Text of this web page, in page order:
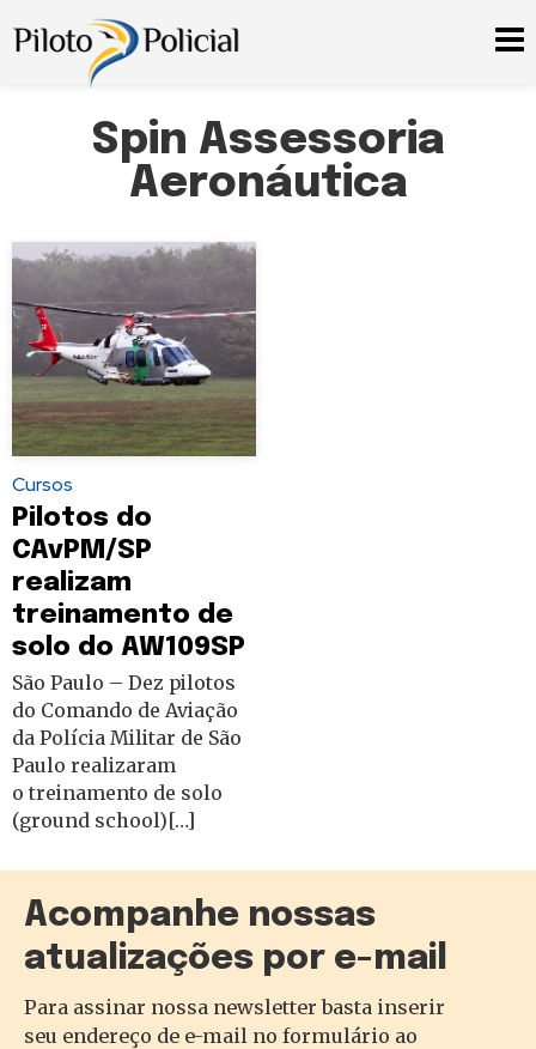
Spin Assessoria
Aeronáutica
Cursos
Pilotos do
CAvPM/SP
realizam
treinamento de
solo do AW109SP
São Paulo – Dez pilotos
do Comando de Aviação
da Polícia Militar de São
Paulo realizaram
o treinamento de solo
(ground school)[…]
Acompanhe nossas
atualizações por e-mail
Para assinar nossa newsletter basta inserir
seu endereço de e-mail no formulário ao